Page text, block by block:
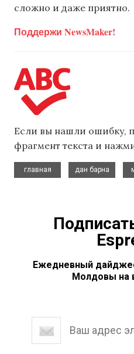
сложно и даже приятно.
Поддержи NewsMaker!
Если вы нашли ошибку,
фрагмент текста и
главная
дан барна
Ежедневный
Молдовы на